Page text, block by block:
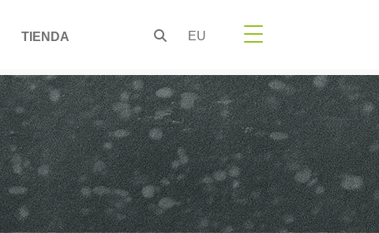
TIENDA EU